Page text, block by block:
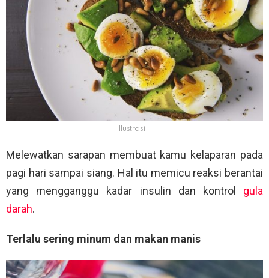
Ilustrasi
Melewatkan sarapan membuat kamu kelaparan pada
pagi hari sampai siang. Hal itu memicu reaksi berantai
yang mengganggu kadar insulin dan kontrol gula
darah.
Terlalu sering minum dan makan manis